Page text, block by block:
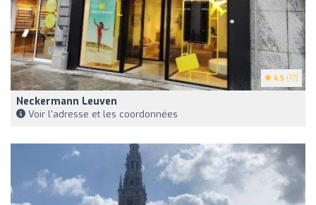
4.5 (17)
Neckermann Leuven
Voir l'adresse et les coordonnées